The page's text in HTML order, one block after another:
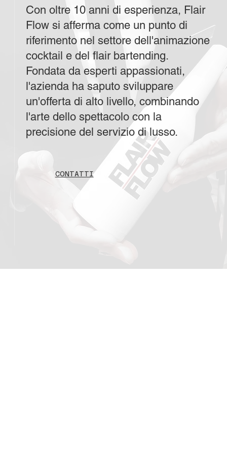
CONTATTI
Con oltre 10 anni di esperienza, Flair
Flow si afferma come un punto di
riferimento nel settore dell'animazione
cocktail e del flair bartending.
Fondata da esperti appassionati,
l'azienda ha saputo sviluppare
un'offerta di alto livello, combinando
l'arte dello spettacolo con la
precisione del servizio di lusso.